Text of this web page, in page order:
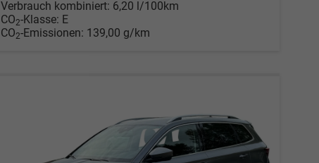
Verbrauch kombiniert: 6,20 l/100km
CO2-Klasse: E
CO2-Emissionen: 139,00 g/km